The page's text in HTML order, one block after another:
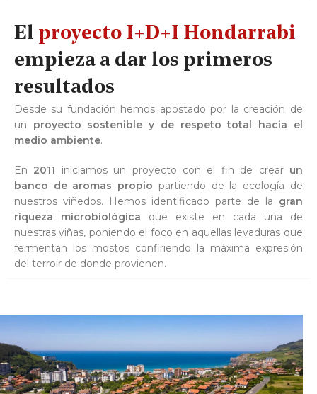
El proyecto I+D+I Hondarrabi
empieza a dar los primeros
resultados
Desde su fundación hemos apostado por la creación de
un proyecto sostenible y de respeto total hacia el
medio ambiente.
En 2011 iniciamos un proyecto con el fin de crear un
banco de aromas propio partiendo de la ecología de
nuestros viñedos. Hemos identificado parte de la gran
riqueza microbiológica que existe en cada una de
nuestras viñas, poniendo el foco en aquellas levaduras que
fermentan los mostos confiriendo la máxima expresión
del terroir de donde provienen.